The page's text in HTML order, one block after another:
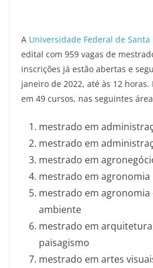
A Universidade Federal de Santa
edital com 959 vagas de
inscrições já estão abertas e
janeiro de 2022, até às 12
em 49 cursos, nas seguintes
mestrado em
mestrado em
mestrado em
mestrado em agronomia
mestrado em agronomia
ambiente
mestrado em
paisagismo
mestrado em artes